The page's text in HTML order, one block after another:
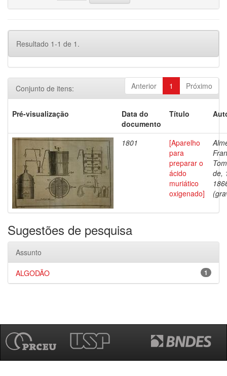
Resultado 1-1 de 1.
Anterior 1 Próximo
Conjunto de itens:
Pré-visualização
Data do
documento
Título
1801
[Aparelho
para
preparar o
ácido
muriático
oxigenado]
de,
Sugestões de pesquisa
Assunto
1
ALGODÃO